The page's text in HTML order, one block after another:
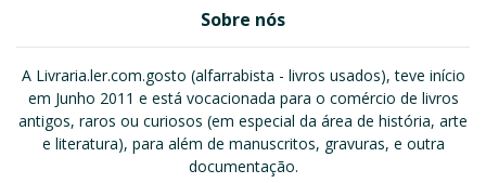
Sobre nós
A Livraria.ler.com.gosto (alfarrabista - livros usados), teve início
em Junho 2011 e está vocacionada para o comércio de livros
antigos, raros ou curiosos (em especial da área de história, arte
e literatura), para além de manuscritos, gravuras, e outra
documentação.